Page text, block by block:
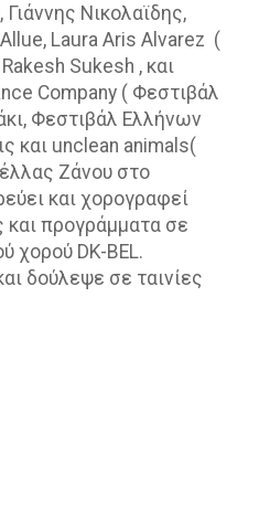
Νικολαϊδης,
Laura Aris Alvarez (
Sukesh , και
Company ( Φεστιβάλ
Φεστιβάλ Ελλήνων
και unclean animals(
Ζάνου στο
και χορογραφεί
και προγράμματα σε
χορού DK-BEL.
δούλεψε σε ταινίες